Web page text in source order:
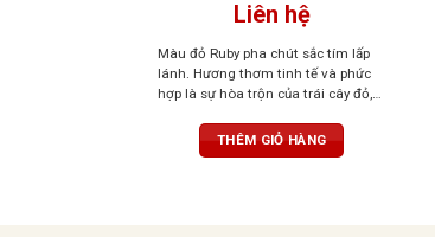
Liên hệ
Màu đỏ Ruby pha chút sắc tím lấp
lánh. Hương thơm tinh tế và phức
hợp là sự hòa trộn của trái cây đỏ,
hài hòa, tannin thanh lịch, dư vị bền
bỉ, chắc chắn
THÊM GIỎ HÀNG